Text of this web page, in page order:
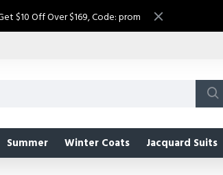
$10 Off Over $169, Code: prom
Summer Winter Coats Jacquard Suits